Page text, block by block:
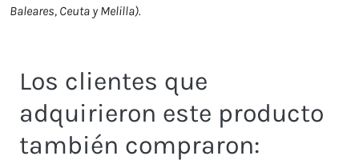
Baleares, Ceuta y Melilla).
Los clientes que
adquirieron este producto
también compraron: